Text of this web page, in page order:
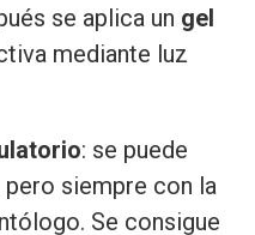
se aplica un gel
mediante luz
: se puede
pero siempre con la
Se consigue